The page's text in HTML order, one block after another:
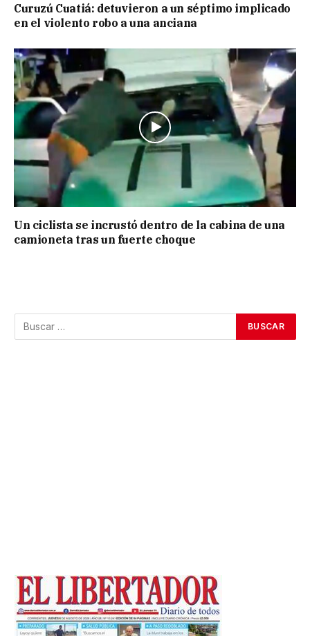
Curuzú Cuatiá: detuvieron a un séptimo implicado
en el violento robo a una anciana
Un ciclista se incrustó dentro de la cabina de una
camioneta tras un fuerte choque